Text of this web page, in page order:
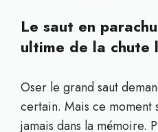
Le saut en
ultime de la chute
Oser le grand saut
certain. Mais ce moment
jamais dans la mémoire.